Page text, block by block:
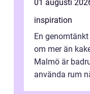
01 augusti
inspiration
En
om mer än
Malmö är
använda rum